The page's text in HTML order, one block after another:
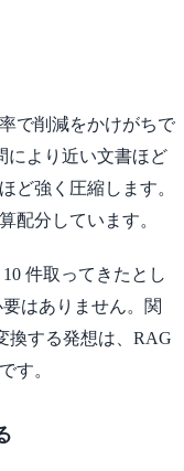
で削減をかけがちで
により近い文書ほど
ど強く圧縮します。
配分しています。
件取ってきたとし
はありません。関
換する発想は、RAG
す。